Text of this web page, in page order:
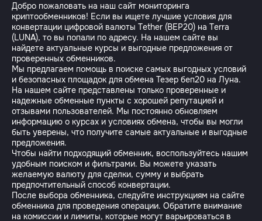
Добро пожаловать на наш сайт мониторинга
криптообменников! Если вы ищете лучшие условия для
конвертации цифровой валюты Tether (BEP20) на Terra
(LUNA), то вы попали по адресу. На нашем сайте вы
найдете актуальные курсы и выгодные предложения от
проверенных обменников.
Мы предлагаем помощь в поиске самых выгодных условий
и безопасных площадок для обмена Тезер беп20 на Луна.
На нашем сайте представлены только проверенные и
надежные обменные пункты с хорошей репутацией и
отзывами пользователей. Мы постоянно обновляем
информацию о курсах и условиях обмена, чтобы вы могли
быть уверены, что получите самые актуальные и выгодные
предложения.
Чтобы найти подходящий обменник, воспользуйтесь нашим
удобным поиском и фильтрами. Вы можете указать
желаемую валюту для сделки, сумму и выбрать
предпочтительный способ конвертации.
После выбора обменника, следуйте инструкциям на сайте
обменника для проведения операции. Обратите внимание
на комиссии и лимиты, которые могут варьироваться в